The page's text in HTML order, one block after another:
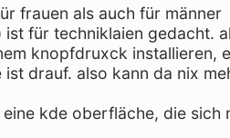
frauen als auch für männer
für techniklaien gedacht.
knopfdruxck installieren,
drauf. also kann da nix
kde oberfläche, die sich